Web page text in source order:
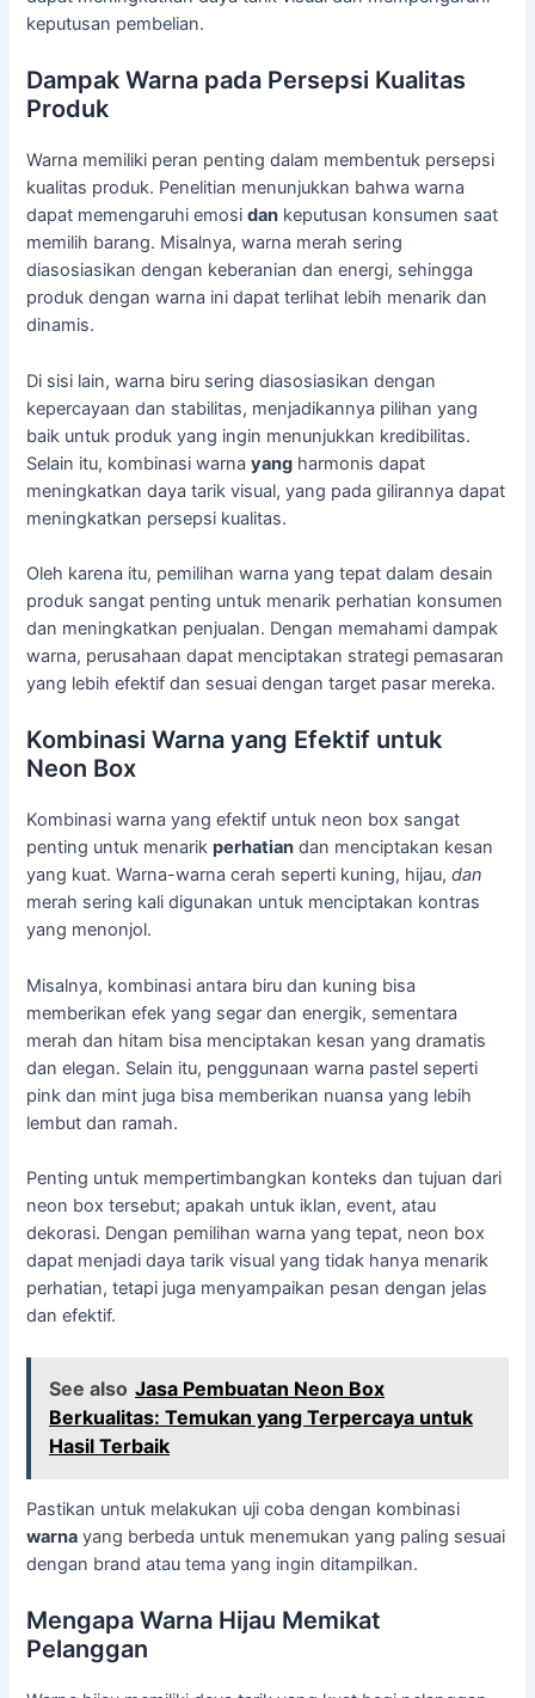
keputusan pembelian.
Dampak Warna pada Persepsi Kualitas
Produk
Warna memiliki peran penting dalam membentuk persepsi
kualitas produk. Penelitian menunjukkan bahwa warna
dapat memengaruhi emosidan keputusan konsumen saat
memilih barang. Misalnya, warna merah sering
diasosiasikan dengan keberanian dan energi, sehingga
produk dengan warna ini dapat terlihat lebih menarik dan
dinamis.
Di sisi lain, warna biru sering diasosiasikan dengan
kepercayaan dan stabilitas, menjadikannya pilihan yang
baik untuk produk yang ingin menunjukkan kredibilitas.
Selain itu, kombinasi warnayang harmonis dapat
meningkatkan daya tarik visual, yang pada gilirannya dapat
meningkatkan persepsi kualitas.
Oleh karena itu, pemilihan warna yang tepat dalam desain
produk sangat penting untuk menarik perhatian konsumen
dan meningkatkan penjualan. Dengan memahami dampak
warna, perusahaan dapat menciptakan strategi pemasaran
yang lebih efektif dan sesuai dengan target pasar mereka.
Kombinasi Warna yang Efektif untuk
Neon Box
Kombinasi warna yang efektif untuk neon box sangat
penting untuk menarikperhatian dan menciptakan kesan
yang kuat. Warna-warna cerah seperti kuning, hijau,dan
merah sering kali digunakan untuk menciptakan kontras
yang menonjol.
Misalnya, kombinasi antara biru dan kuning bisa
memberikan efek yang segar dan energik, sementara
merah dan hitam bisa menciptakan kesan yang dramatis
dan elegan. Selain itu, penggunaan warna pastel seperti
pink dan mint juga bisa memberikan nuansa yang lebih
lembut dan ramah.
Penting untuk mempertimbangkan konteks dan tujuan dari
neon box tersebut; apakah untuk iklan, event, atau
dekorasi. Dengan pemilihan warna yang tepat, neon box
dapat menjadi daya tarik visual yang tidak hanya menarik
perhatian, tetapi juga menyampaikan pesan dengan jelas
dan efektif.
See also Jasa Pembuatan Neon Box
Berkualitas: Temukan yang Terpercaya untuk
Hasil Terbaik
Pastikan untuk melakukan uji coba dengan kombinasi
warna yang berbeda untuk menemukan yang paling sesuai
dengan brand atau tema yang ingin ditampilkan.
Mengapa Warna Hijau Memikat
Pelanggan